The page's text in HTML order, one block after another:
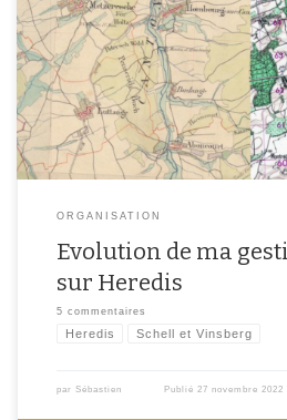
satisfait. L’interface est intuitive et le logiciel
quant aux possibilités offertes par la saisie
points me semblent à améliorer et
fait suite à deux streams […]
ORGANISATION
Evolution de ma
sur Heredis
5 commentaires
Heredis Schell et Vinsberg
par Sébastien Publié 27 novembre 2022